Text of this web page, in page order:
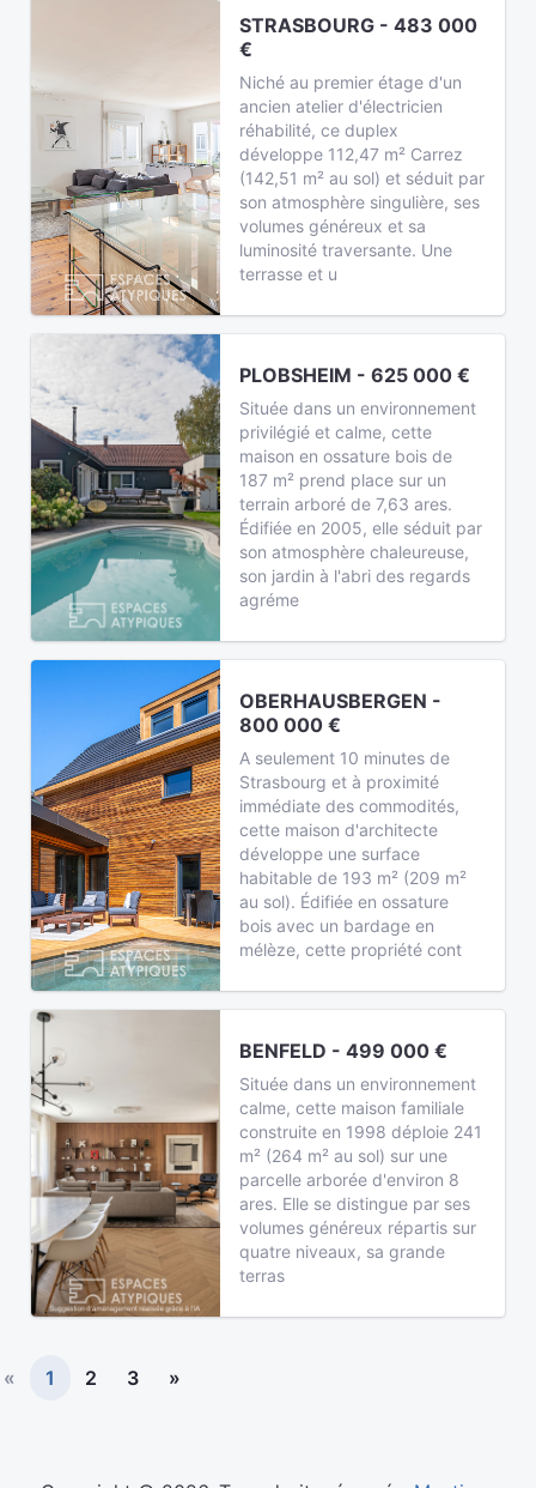
STRASBOURG - 483 000
€
Niché au premier étage d'un
ancien atelier d'électricien
réhabilité, ce duplex
développe 112,47 m² Carrez
(142,51 m² au sol) et séduit par
son atmosphère singulière, ses
volumes généreux et sa
luminosité traversante. Une
terrasse et u
PLOBSHEIM - 625 000 €
Située dans un environnement
privilégié et calme, cette
maison en ossature bois de
187 m² prend place sur un
terrain arboré de 7,63 ares.
Édifiée en 2005, elle séduit par
son atmosphère chaleureuse,
son jardin à l'abri des regards
agréme
OBERHAUSBERGEN -
800 000 €
A seulement 10 minutes de
Strasbourg et à proximité
immédiate des commodités,
cette maison d'architecte
développe une surface
habitable de 193 m² (209 m²
au sol). Édifiée en ossature
bois avec un bardage en
mélèze, cette propriété cont
BENFELD - 499 000 €
Située dans un environnement
calme, cette maison familiale
construite en 1998 déploie 241
m² (264 m² au sol) sur une
parcelle arborée d'environ 8
ares. Elle se distingue par ses
volumes généreux répartis sur
quatre niveaux, sa grande
terras
« 1 2 3 »